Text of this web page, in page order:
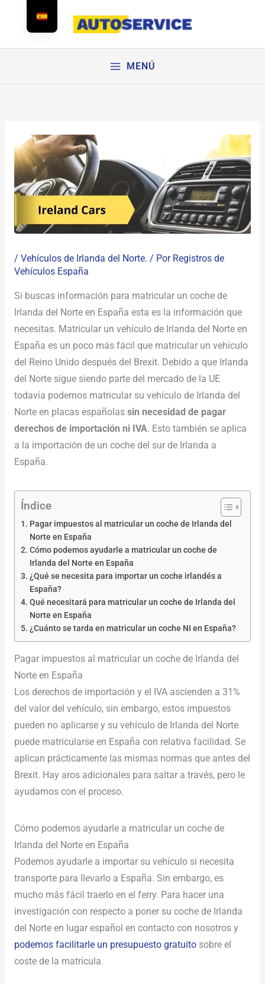
MENÚ
/ Vehículos de Irlanda del Norte. / Por Registros de
Vehículos España
Si buscas información para matricular un coche de
Irlanda del Norte en España esta es la información que
necesitas. Matricular un vehículo de Irlanda del Norte en
España es un poco más fácil que matricular un vehículo
del Reino Unido después del Brexit. Debido a que Irlanda
del Norte sigue siendo parte del mercado de la UE
todavía podemos matricular su vehículo de Irlanda del
Norte en placas españolas sin necesidad de pagar
derechos de importación ni IVA. Esto también se aplica
a la importación de un coche del sur de Irlanda a
España.
Índice
Pagar impuestos al matricular un coche de Irlanda del
Norte en España
Cómo podemos ayudarle a matricular un coche de
Irlanda del Norte en España
¿Qué se necesita para importar un coche irlandés a
España?
Qué necesitará para matricular un coche de Irlanda del
Norte en España
¿Cuánto se tarda en matricular un coche NI en España?
Pagar impuestos al matricular un coche de Irlanda del
Norte en España
Los derechos de importación y el IVA ascienden a 31%
del valor del vehículo, sin embargo, estos impuestos
pueden no aplicarse y su vehículo de Irlanda del Norte
puede matricularse en España con relativa facilidad. Se
aplican prácticamente las mismas normas que antes del
Brexit. Hay aros adicionales para saltar a través, pero le
ayudamos con el proceso.
Cómo podemos ayudarle a matricular un coche de
Irlanda del Norte en España
Podemos ayudarle a importar su vehículo si necesita
transporte para llevarlo a España. Sin embargo, es
mucho más fácil traerlo en el ferry. Para hacer una
investigación con respecto a poner su coche de Irlanda
del Norte en lugar español en contacto con nosotros y
podemos facilitarle un presupuesto gratuitosobre el
coste de la matrícula.